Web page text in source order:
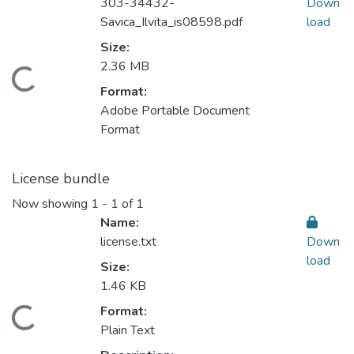
Loading...
Savica_Ilvita_is08598.pdf
Size:
2.36 MB
Format:
Adobe Portable Document
Format
load
License bundle
Now showing 1 - 1 of 1
Loading...
Name:
license.txt
Size:
1.46 KB
Format:
Plain Text
Down
load